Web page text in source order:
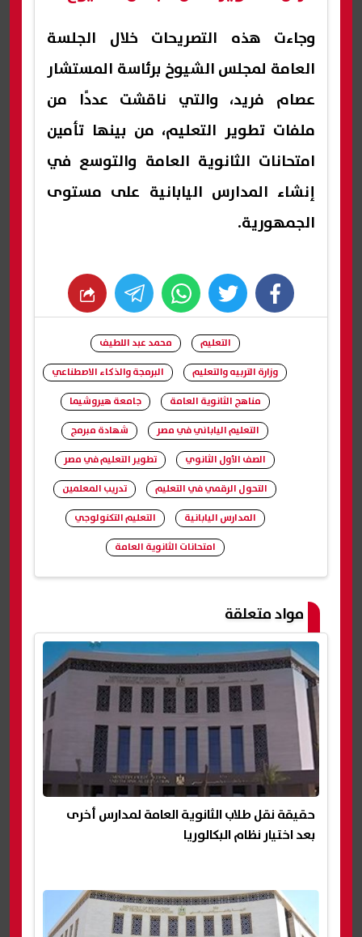
وجاءت هذه التصريحات خلال الجلسة
العامة لمجلس الشيوخ برئاسة المستشار
عصام فريد، والتي ناقشت عددًا من
ملفات تطوير التعليم، من بينها تأمين
امتحانات الثانوية العامة والتوسع في
إنشاء المدارس اليابانية على مستوى
الجمهورية.
facebook
twitter
whats
التعليم
محمد عبد اللطيف
وزارة التربيه والتعليم
البرمجة والذكاء الاصطناعي
مناهج الثانوية العامة
جامعة هيروشيما
التعليم الياباني في مصر
شهادة مبرمج
الصف الأول الثانوي
تطوير التعليم في مصر
التحول الرقمي في التعليم
تدريب المعلمين
المدارس اليابانية
التعليم التكنولوجي
امتحانات الثانوية العامة
مواد متعلقة
حقيقة نقل طلاب الثانوية العامة لمدارس أخرى
بعد اختيار نظام البكالوريا